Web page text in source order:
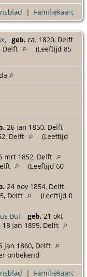
| Familiekaart
, geb. ca. 1820, Delft
Delft
(Leeftijd 85
26 jan 1850, Delft
Delft
(Leeftijd
mrt 1852, Delft
(Leeftijd 60
24 nov 1854, Delft
Delft
(Leeftijd 0
Bul, geb. 21 okt
18 jan 1859, Delft
jan 1860, Delft
onbekend
| Familiekaart